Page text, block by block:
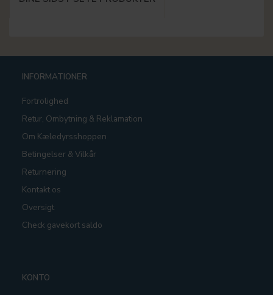
INFORMATIONER
Fortrolighed
Retur, Ombytning & Reklamation
Om Kæledyrsshoppen
Betingelser & Vilkår
Returnering
Kontakt os
Oversigt
Check gavekort saldo
KONTO